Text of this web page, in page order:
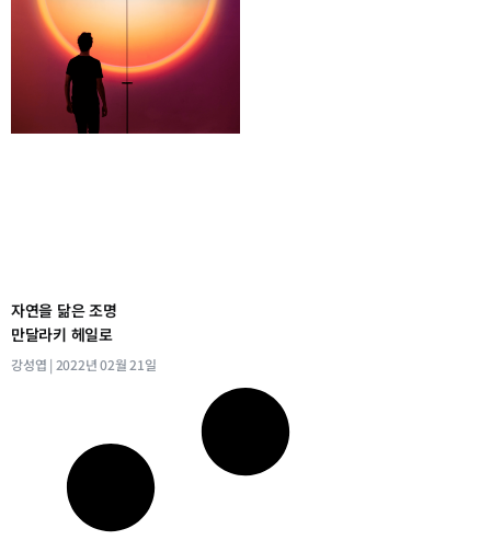
자연을 닮은 조명
만달라키 헤일로
강성엽 2022년 02월 21일